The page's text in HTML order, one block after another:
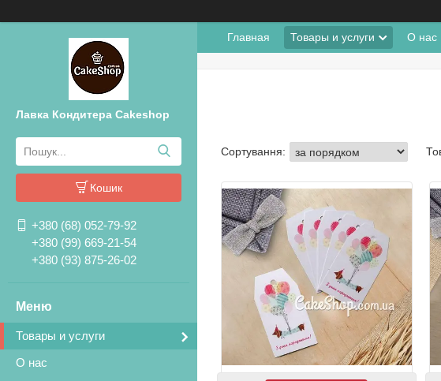
Лавка Кондитера Cakeshop
Кошик
+380 (68) 052-79-92
+380 (99) 669-21-54
+380 (93) 875-26-02
Товары и услуги
О нас
Главная Товары и услуги О нас